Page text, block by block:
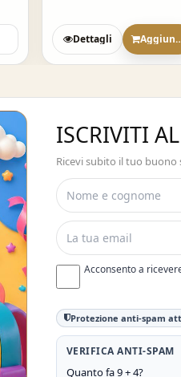
Dettagli
ISCRIVITI
Ricevi subito il tuo
Acconsento a
Protezione anti-spam
VERIFICA ANTI-SPAM
Quanto fa 9 + 4?